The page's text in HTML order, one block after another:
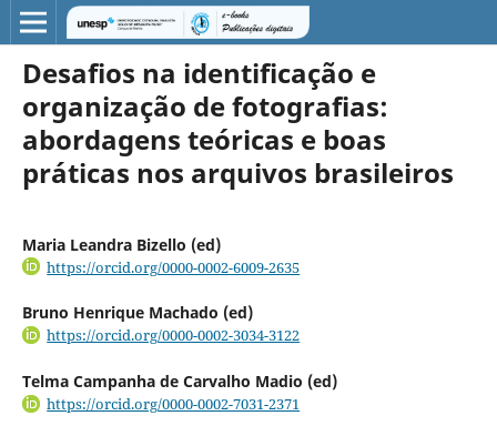
Desafios na identificação e
organização de fotografias:
abordagens teóricas e boas
práticas nos arquivos brasileiros
Maria Leandra Bizello (ed)
https://orcid.org/0000-0002-6009-2635
Bruno Henrique Machado (ed)
https://orcid.org/0000-0002-3034-3122
Telma Campanha de Carvalho Madio (ed)
https://orcid.org/0000-0002-7031-2371